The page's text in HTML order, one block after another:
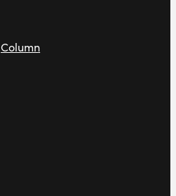
Column